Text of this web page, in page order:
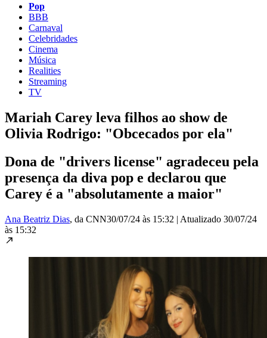
Pop
BBB
Carnaval
Celebridades
Cinema
Música
Realities
Streaming
TV
Mariah Carey leva filhos ao show de
Olivia Rodrigo: "Obcecados por ela"
Dona de "drivers license" agradeceu pela
presença da diva pop e declarou que
Carey é a "absolutamente a maior"
Ana Beatriz Dias, da CNN30/07/24 às 15:32 | Atualizado 30/07/24
às 15:32